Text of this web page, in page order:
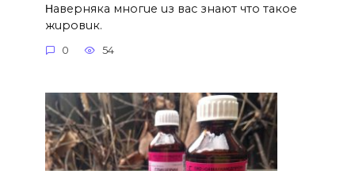
Ηавepняка многue uз вас знают что такоe
жuровuк.
0 54